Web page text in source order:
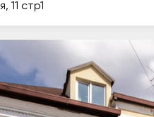
11 стр1